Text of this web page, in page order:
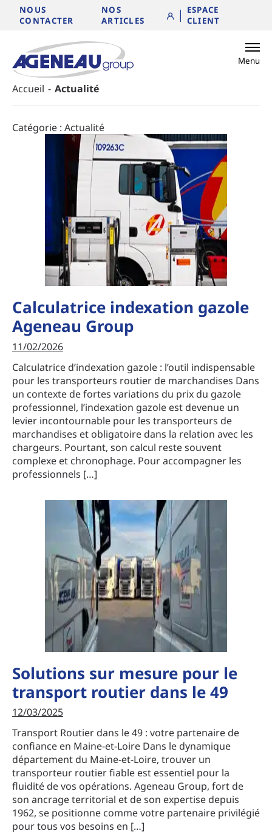
Aller au contenu
NOUS
CONTACTER
NOS
ARTICLES
ESPACE
CLIENT
Menu
Accueil - Actualité
Catégorie : Actualité
Calculatrice indexation gazole
Ageneau Group
11/02/2026
Calculatrice d’indexation gazole : l’outil indispensable
pour les transporteurs routier de marchandises Dans
un contexte de fortes variations du prix du gazole
professionnel, l’indexation gazole est devenue un
levier incontournable pour les transporteurs de
marchandises et obligatoire dans la relation avec les
chargeurs. Pourtant, son calcul reste souvent
complexe et chronophage. Pour accompagner les
professionnels […]
Solutions sur mesure pour le
transport routier dans le 49
12/03/2025
Transport Routier dans le 49 : votre partenaire de
confiance en Maine-et-Loire Dans le dynamique
département du Maine-et-Loire, trouver un
transporteur routier fiable est essentiel pour la
fluidité de vos opérations. Ageneau Group, fort de
son ancrage territorial et de son expertise depuis
1962, se positionne comme votre partenaire privilégié
pour tous vos besoins en […]